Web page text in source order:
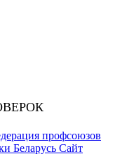
профсоюзов
Сайт